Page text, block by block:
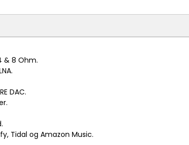
& 8 Ohm.
DAC.
Tidal og Amazon Music.